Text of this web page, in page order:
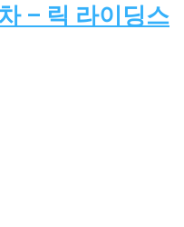
– 릭 라이딩스